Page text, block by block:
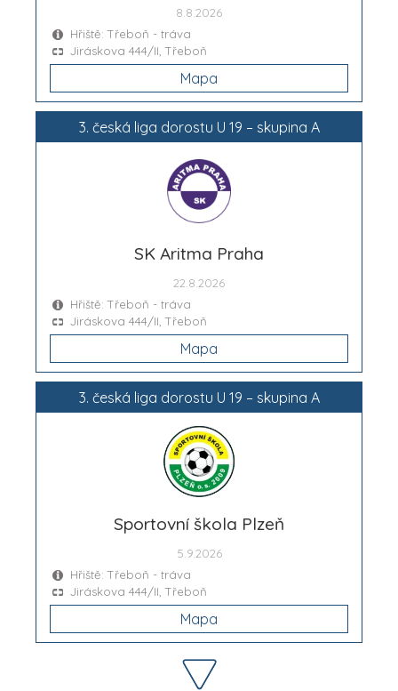
8.8.2026
Hřiště: Třeboň - tráva
Jiráskova 444/II, Třeboň
Mapa
3. česká liga dorostu U 19 – skupina A
SK Aritma Praha
22.8.2026
Hřiště: Třeboň - tráva
Jiráskova 444/II, Třeboň
Mapa
3. česká liga dorostu U 19 – skupina A
Sportovní škola Plzeň
5.9.2026
Hřiště: Třeboň - tráva
Jiráskova 444/II, Třeboň
Mapa